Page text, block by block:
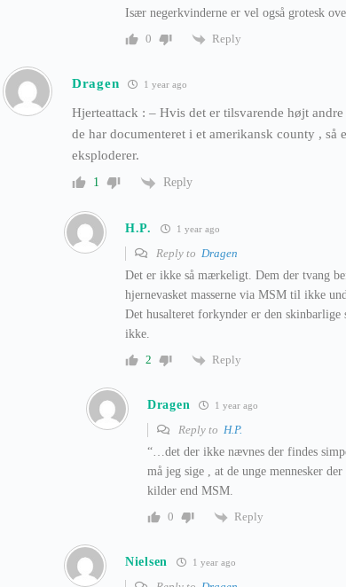
Især negerkvinderne er vel også grotesk
0
Reply
Dragen 1 year ago
Hjerteattack : – Hvis det er tilsvarende højt
de har documenteret i et amerikansk county ,
eksploderer.
1 Reply
H.P. 1 year ago
Reply to Dragen
Det er ikke så mærkeligt. Dem der tvang
hjernevasket masserne via MSM til ikke
Det husalteret forkynder er den
ikke.
2
Reply
Dragen 1 year ago
Reply to H.P.
“…det der ikke nævnes der findes
må jeg sige , at de unge mennesker
kilder end MSM.
0
Reply
Nielsen 1 year ago